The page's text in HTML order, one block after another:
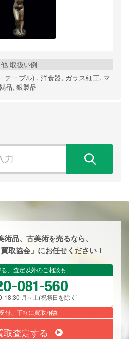
他 取扱い例
テーブル) , 洋食器, ガラス細工, マ
品, 銀製品
品、古美術を売るなら、
取協会」にお任せください！
、査定以外のご相談も
18:30 月～土(祝祭日を除く)
付、手軽に買取相談
取査定する